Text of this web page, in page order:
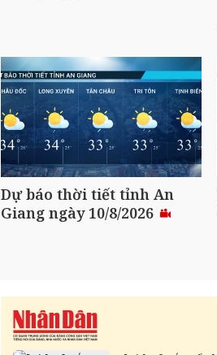
Dự báo thời tiết tỉnh An
Giang ngày 10/8/2026